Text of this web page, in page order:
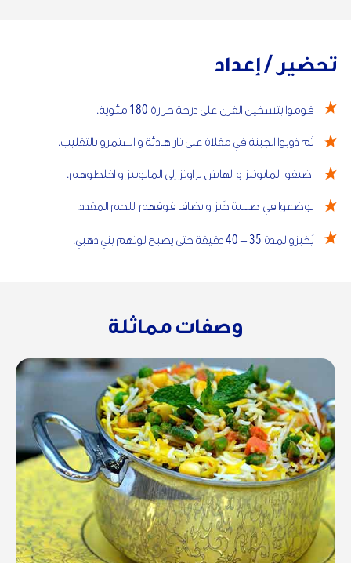
تحضير / إعداد
قوموا بتسخين الفرن على درجة حرارة 180 مئوية.
ثم ذوبوا الجبنة في مقلاة على نار هادئة و استمرو بالتقليب.
اضيفوا المايونيز و الهاش براونز إلى المايونيز و اخلطوهم.
يوضعوا في صينية خَبز و يضاف فوقهم اللحم المقدد.
يُخبزو لمدة 35
–
40دقيقة حتى يصبح لونهم بني ذهبي.
وصفات مماثلة